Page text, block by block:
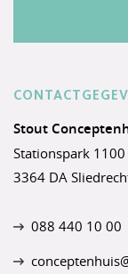
Stout
Stationspark 1100
3364 DA
088 440 10 00